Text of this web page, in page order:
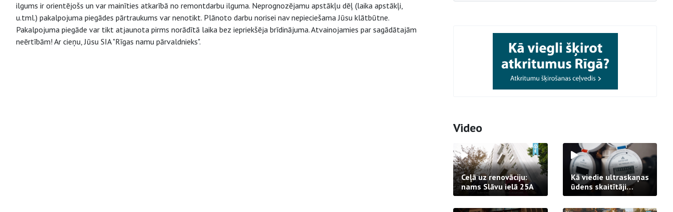
ilgums ir orientējošs un var mainīties atkarībā no remontdarbu ilguma. Neprognozējamu apstākļu dēļ (laika apstākļi,
u.tml.) pakalpojuma piegādes pārtraukums var nenotikt. Plānoto darbu norisei nav nepieciešama Jūsu klātbūtne.
Pakalpojuma piegāde var tikt atjaunota pirms norādītā laika bez iepriekšēja brīdinājuma. Atvainojamies par sagādātajām
neērtībām! Ar cieņu, Jūsu SIA "Rīgas namu pārvaldnieks".
Video
Ceļā uz renovāciju:
nams Slāvu ielā 25A
Kā viedie ultraskaņas
ūdens skaitītāji
strādā praksē